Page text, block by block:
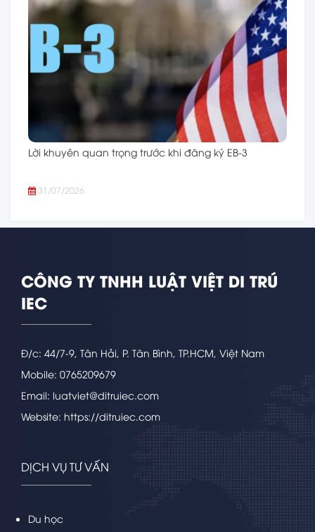
Lời khuyên quan trọng trước khi đăng ký EB-3
31/07/2026
CÔNG TY TNHH LUẬT VIỆT DI TRÚ
IEC
Đ/c: 44/7-9, Tân Hải, P. Tân Bình, TP.HCM, Việt Nam
Mobile: 0765209679
Email: luatviet@ditruiec.com
Website: https://ditruiec.com
DỊCH VỤ TƯ VẤN
Du học